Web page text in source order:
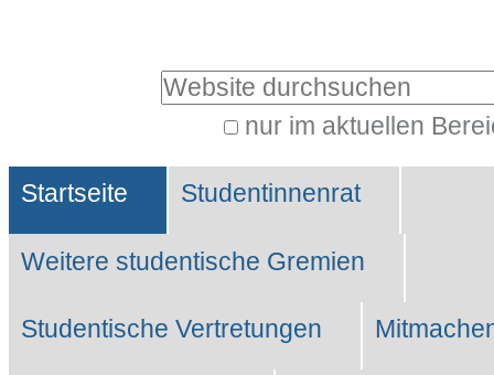
Website durchsuchen
nur im aktuellen
Suche…
Sektionen
Startseite Studentinnenrat
Weitere studentische Gremien
Studentische Vertretungen